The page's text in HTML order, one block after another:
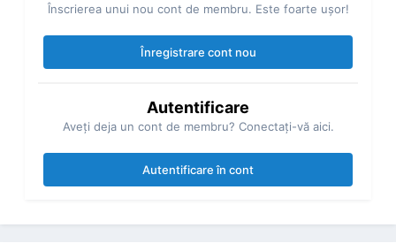
Înscrierea unui nou cont de membru. Este foarte uşor!
Înregistrare cont nou
Autentificare
Aveţi deja un cont de membru? Conectaţi-vă aici.
Autentificare în cont